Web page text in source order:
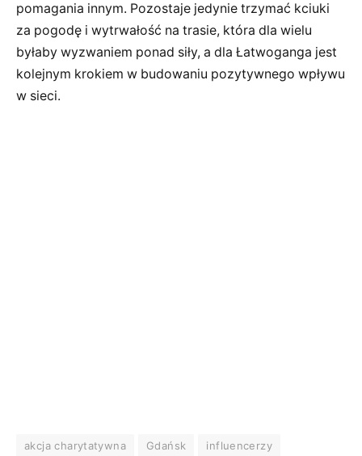
pomagania innym. Pozostaje jedynie trzymać kciuki
za pogodę i wytrwałość na trasie, która dla wielu
byłaby wyzwaniem ponad siły, a dla Łatwoganga jest
kolejnym krokiem w budowaniu pozytywnego wpływu
w sieci.
akcja charytatywna Gdańsk influencerzy